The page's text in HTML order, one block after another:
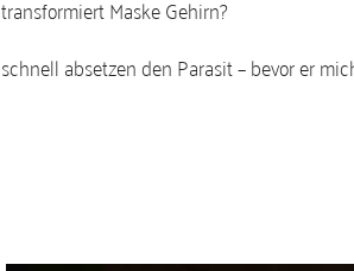
transformiert Maske Gehirn?
schnell absetzen den Parasit – bevor er